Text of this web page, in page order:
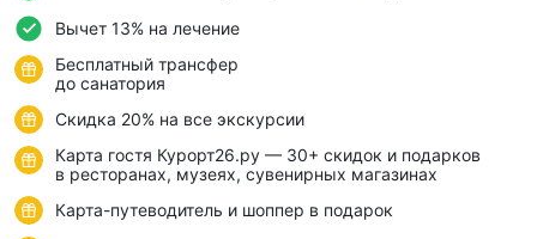
Вычет 13% на лечение
Бесплатный трансфер
до санатория
Скидка 20% на все экскурсии
Карта гостя Курорт26.ру — 30+ скидок и подарков
в ресторанах, музеях, сувенирных магазинах
Карта-путеводитель и шоппер в подарок